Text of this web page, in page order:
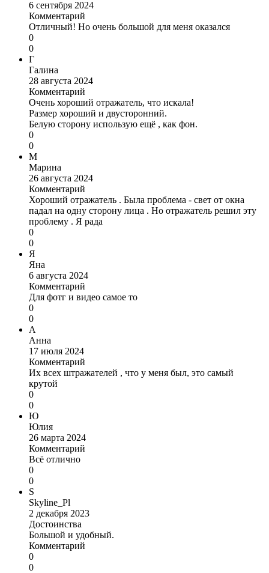
6 сентября 2024
Комментарий
Отличный! Но очень большой для меня оказался
0
0
Г
Галина
28 августа 2024
Комментарий
Очень хороший отражатель, что искала!
Размер хороший и двусторонний.
Белую сторону использую ещё , как фон.
0
0
М
Марина
26 августа 2024
Комментарий
Хороший отражатель . Была проблема - свет от окна
падал на одну сторону лица . Но отражатель решил эту
проблему . Я рада
0
0
Я
Яна
6 августа 2024
Комментарий
Для фотг и видео самое то
0
0
А
Анна
17 июля 2024
Комментарий
Их всех штражателей , что у меня был, это самый
крутой
0
0
Ю
Юлия
26 марта 2024
Комментарий
Всё отлично
0
0
S
Skyline_Pl
2 декабря 2023
Достоинства
Большой и удобный.
Комментарий
0
0